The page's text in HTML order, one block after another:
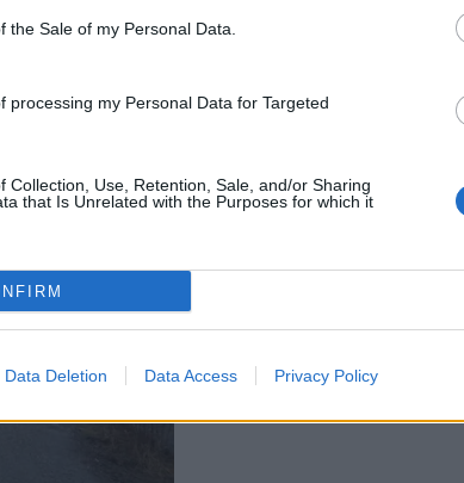
the Sale of my Personal Data.
processing my Personal Data for Targeted
Collection, Use, Retention, Sale, and/or Sharing
that Is Unrelated with the Purposes for which it
Data Deletion Data Access Privacy Policy